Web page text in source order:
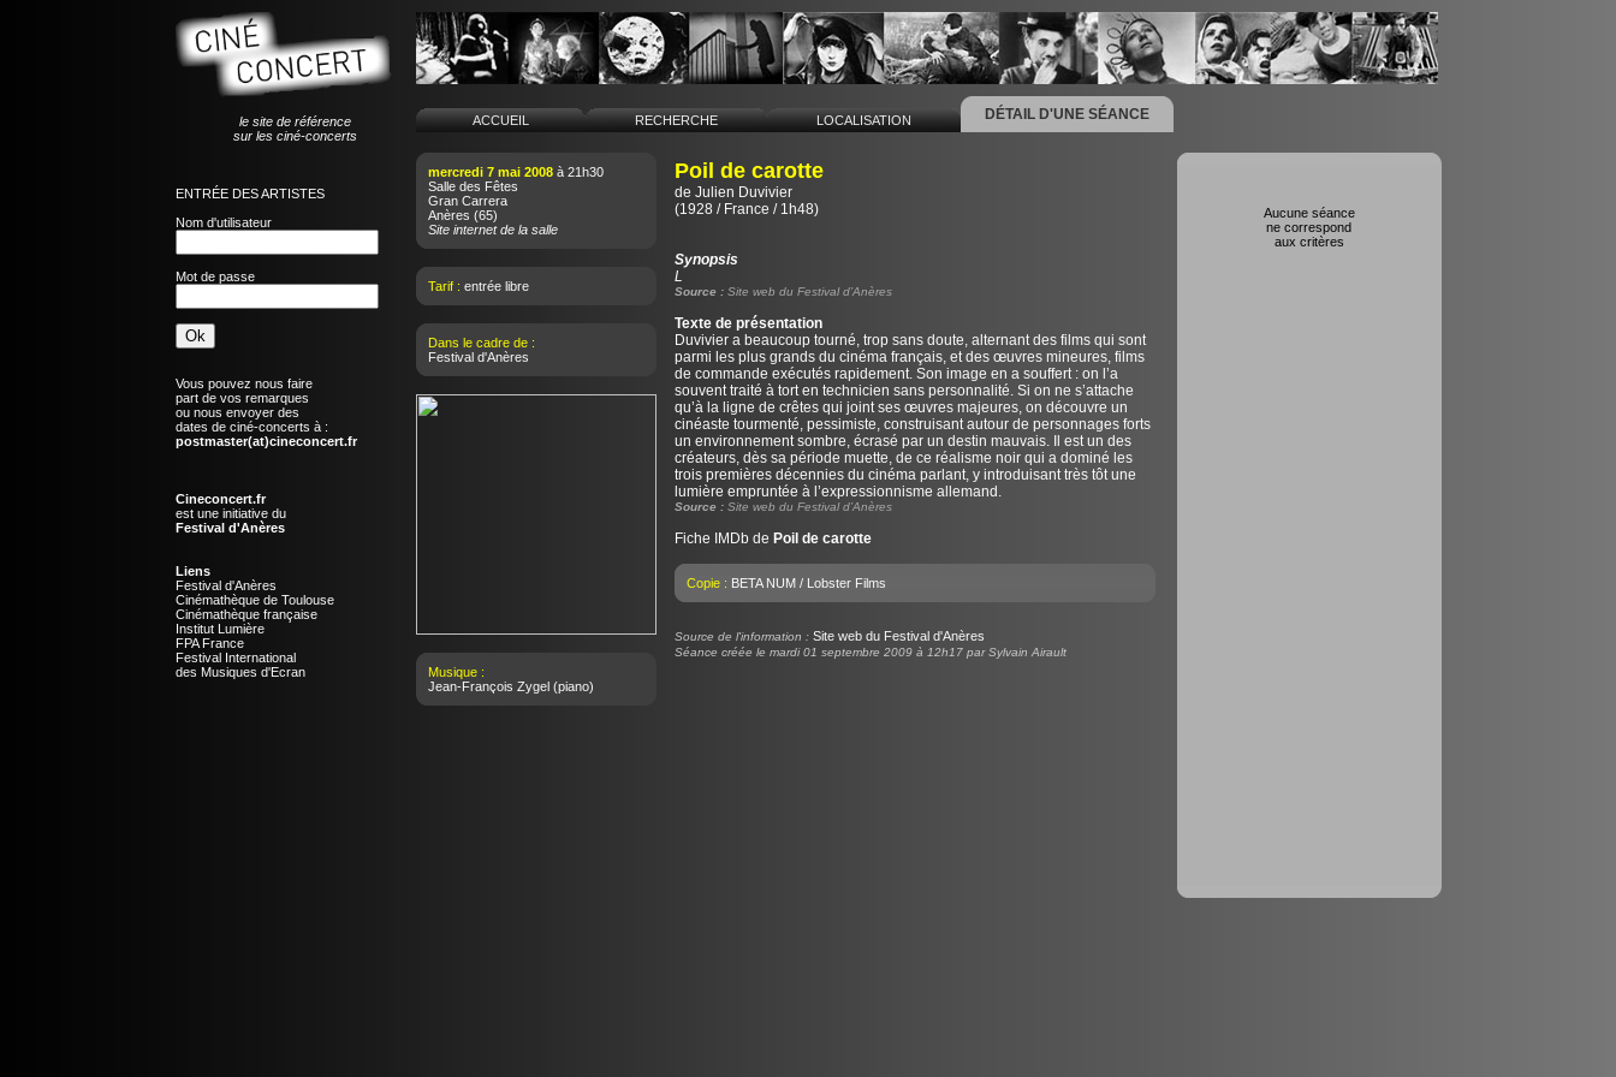
le site de référence
sur les ciné-concerts
ENTRÉE DES ARTISTES
Nom d'utilisateur
Mot de passe
Vous pouvez nous faire
part de vos remarques
ou nous envoyer des
dates de ciné-concerts à :
postmaster(at)cineconcert.fr
Cineconcert.fr
est une initiative du
Festival d'Anères
Liens
Festival d'Anères
Cinémathèque de Toulouse
Cinémathèque française
Institut Lumière
FPA France
Festival International
des Musiques d'Ecran
ACCUEIL RECHERCHE LOCALISATION DÉTAIL D'UNE SÉANCE
mercredi 7 mai 2008à 21h30
Salle des Fêtes
Gran Carrera
Anères (65)
Site internet de la salle
Tarif : entrée libre
Dans le cadre de :
Festival d'Anères
Musique :
Jean-François Zygel(piano)
Poil de carotte
de Julien Duvivier
(1928 / France / 1h48)
Synopsis
L
Source : Site web du Festival d’Anères
Texte de présentation
Duvivier a beaucoup tourné, trop sans doute, alternant des films qui sont
parmi les plus grands du cinéma français, et des œuvres mineures, films
de commande exécutés rapidement. Son image en a souffert : on l’a
souvent traité à tort en technicien sans personnalité. Si on ne s’attache
qu’à la ligne de crêtes qui joint ses œuvres majeures, on découvre un
cinéaste tourmenté, pessimiste, construisant autour de personnages forts
un environnement sombre, écrasé par un destin mauvais. Il est un des
créateurs, dès sa période muette, de ce réalisme noir qui a dominé les
trois premières décennies du cinéma parlant, y introduisant très tôt une
lumière empruntée à l’expressionnisme allemand.
Source : Site web du Festival d’Anères
Fiche IMDb de Poil de carotte
Copie : BETA NUM / Lobster Films
Source de l'information : Site web du Festival d'Anères
Séance créée le mardi 01 septembre 2009 à 12h17 par Sylvain Airault
Aucune séance
ne correspond
aux critères